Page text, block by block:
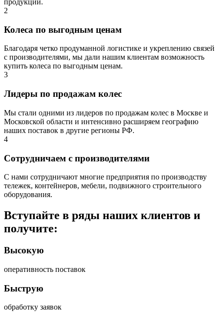
продукции.
2
Колеса по выгодным ценам
Благодаря четко продуманной логистике и укреплению связей
с производителями, мы дали нашим клиентам возможность
купить колеса по выгодным ценам.
3
Лидеры по продажам колес
Мы стали одними из лидеров по продажам колес в Москве и
Московской области и интенсивно расширяем географию
наших поставок в другие регионы РФ.
4
Сотрудничаем с производителями
С нами сотрудничают многие предприятия по производству
тележек, контейнеров, мебели, подвижного строительного
оборудования.
Вступайте в ряды наших клиентов и
получите:
Высокую
оперативность поставок
Быструю
обработку заявок